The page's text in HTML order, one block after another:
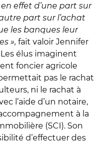
effet d’une part sur
part sur l’achat
les banques leur
», fait valoir Jennifer
élus imaginent
foncier agricole
pas le rachat
ni le rachat à
l’aide d’un notaire,
à la
(SCI). Son
d’effectuer des